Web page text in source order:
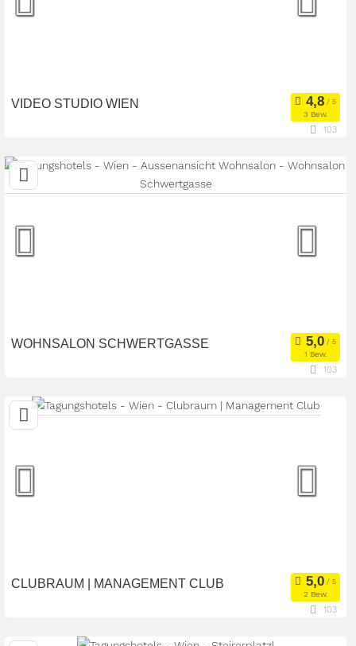
VIDEO STUDIO WIEN
3 Bew.
Art der Location: Meetingroom
Tagungsstätte
Seminarteilnehmer:
103
WOHNSALON SCHWERTGASSE
1 Bew.
Art der Location: Meetingroom Eventlocation
103
CLUBRAUM | MANAGEMENT CLUB
2 Bew.
103